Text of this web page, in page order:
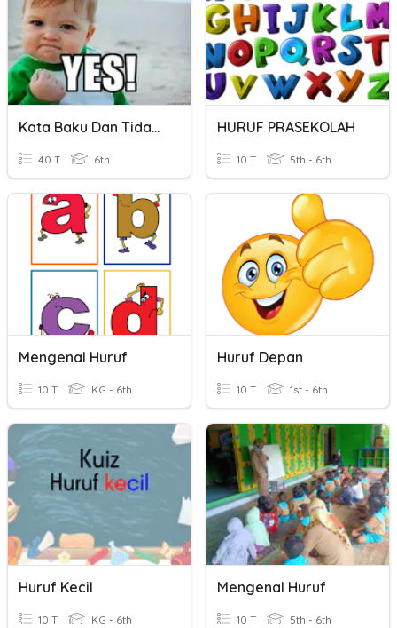
Kata Baku Dan Tidak Baku Huruf H- K (CiptaCendekia)
40 T 6th
HURUF PRASEKOLAH
10 T 5th - 6th
Mengenal Huruf
10 T KG - 6th
Huruf Depan
10 T 1st - 6th
Huruf Kecil
10 T KG - 6th
Mengenal Huruf
10 T 5th - 6th